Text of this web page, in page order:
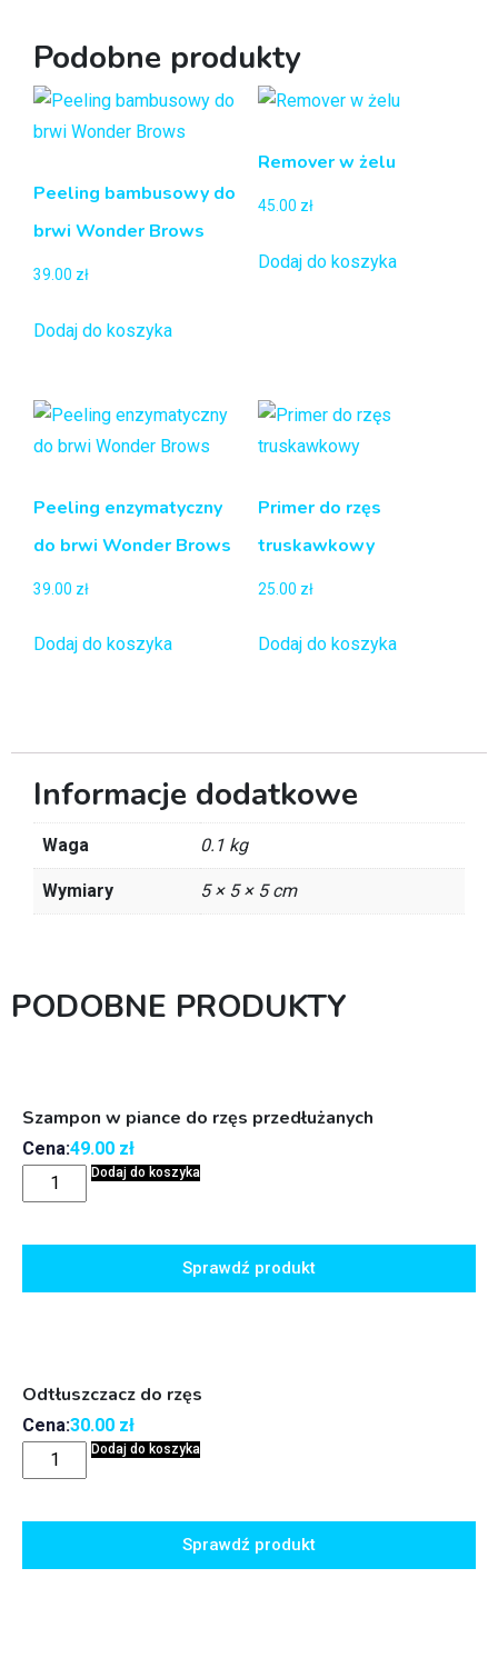
Podobne produkty
Peeling bambusowy do
brwi Wonder Brows
39.00 zł
Dodaj do koszyka
Remover w żelu
45.00 zł
Dodaj do koszyka
Peeling enzymatyczny
do brwi Wonder Brows
39.00 zł
Dodaj do koszyka
Primer do rzęs
truskawkowy
25.00 zł
Dodaj do koszyka
Informacje dodatkowe
Waga 0.1 kg
Wymiary 5 × 5 × 5 cm
PODOBNE PRODUKTY
Szampon w piance do rzęs przedłużanych
Cena:49.00 zł
Dodaj do koszyka
Sprawdź produkt
Odtłuszczacz do rzęs
Cena:30.00 zł
Dodaj do koszyka
Sprawdź produkt